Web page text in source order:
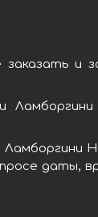
и
даты,